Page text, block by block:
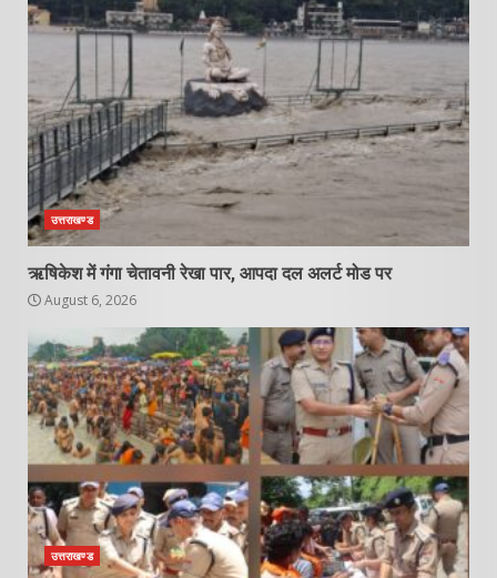
उत्तराखण्ड
ऋषिकेश में गंगा चेतावनी रेखा पार, आपदा दल अलर्ट मोड पर
August 6, 2026
उत्तराखण्ड